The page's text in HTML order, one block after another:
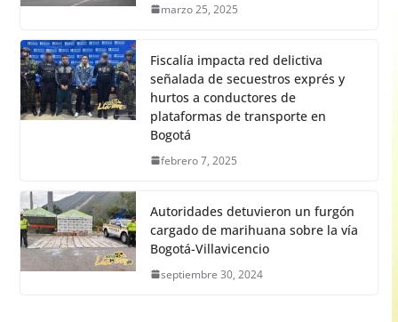
marzo 25, 2025
Fiscalía impacta red delictiva
señalada de secuestros exprés y
hurtos a conductores de
plataformas de transporte en
Bogotá
febrero 7, 2025
Autoridades detuvieron un furgón
cargado de marihuana sobre la vía
Bogotá-Villavicencio
septiembre 30, 2024